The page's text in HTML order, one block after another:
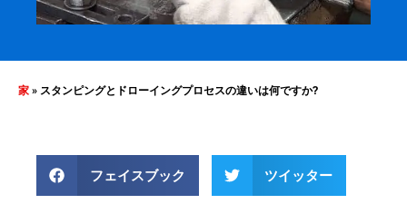
家» スタンピングとドローイングプロセスの違いは何ですか?
フェイスブック ツイッター